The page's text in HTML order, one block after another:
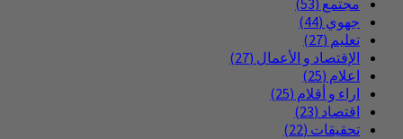
جهوي (44)
تعليم (27)
الإقتصاد و الأعمال (27)
اعلام (25)
اراء و أقلام (25)
اقتصاد (23)
تحقيقات (22)